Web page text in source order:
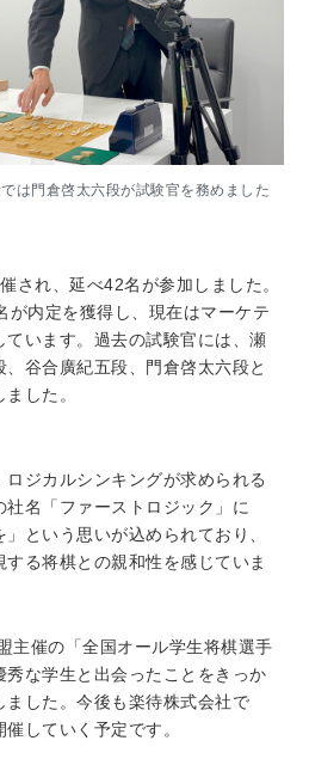
は門倉啓太六段が試験官を務めました
され、延べ42名が参加しました。
が内定を獲得し、現在はマーケテ
ています。過去の試験官には、瀬
谷合廣紀五段、門倉啓太六段と
した。
ジカルシンキングが求められる
名「ファーストロジック」に
という思いが込められており、
る将棋との親和性を感じていま
主催の「全国オール学生将棋選手
な学生と出会ったことをきっか
ました。今後も楽待株式会社で
していく予定です。